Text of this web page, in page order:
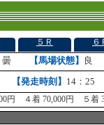
５Ｒ ６
曇 【馬場状態】 良
【発走時刻】 14：25
円 ４着 70,000円 ５着